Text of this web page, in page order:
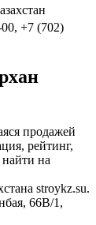
+7 (702)
продажей
рейтинг,
на
stroykz.su.
66В/1,